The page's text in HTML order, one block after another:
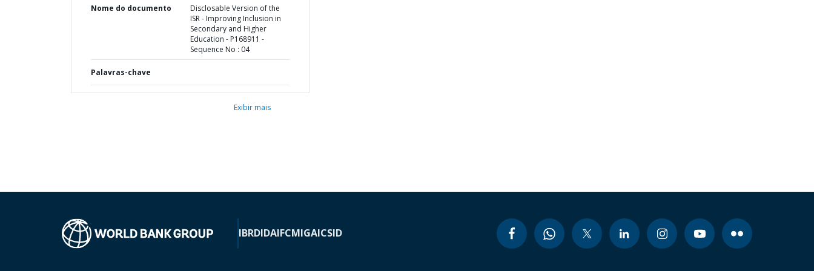
Nome do documento
Disclosable Version of the
ISR - Improving Inclusion in
Secondary and Higher
Education - P168911 -
Sequence No : 04
Palavras-chave
Exibir mais
IBRDIDAIFCMIGAICSID